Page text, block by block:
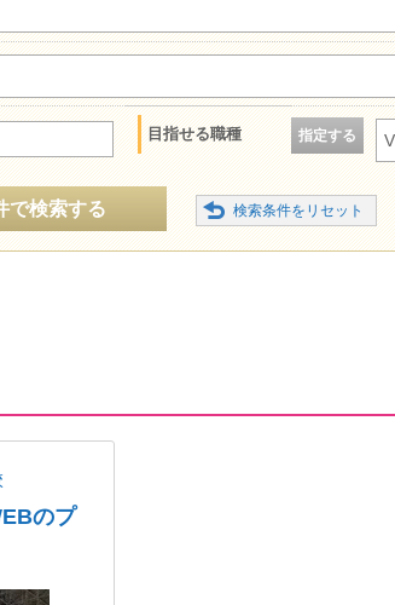
目指せる職種 指定する
で検索する
のプ